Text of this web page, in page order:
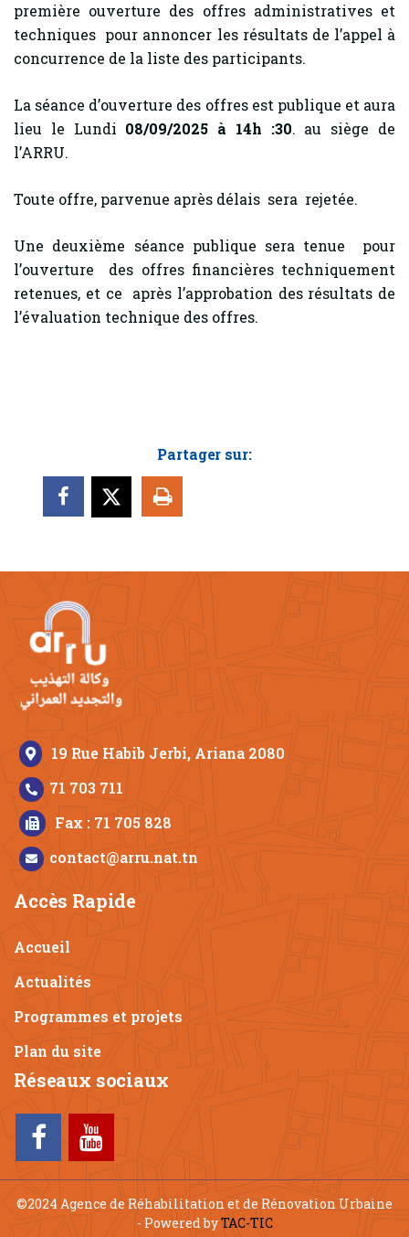
première ouverture des offres administratives et
techniques pour annoncer les résultats de l’appel à
concurrence de la liste des participants.
La séance d’ouverture des offres est publique et aura
lieu le Lundi 08/09/2025 à 14h :30. au siège de
l’ARRU.
Toute offre, parvenue après délais sera rejetée.
Une deuxième séance publique sera tenue pour
l’ouverture des offres financières techniquement
retenues, et ce après l’approbation des résultats de
l’évaluation technique des offres.
Partager sur:
19 Rue Habib Jerbi, Ariana 2080
71 703 711
Fax : 71 705 828
contact@arru.nat.tn
Accès Rapide
Accueil
Actualités
Programmes et projets
Plan du site
Réseaux sociaux
©2024 Agence de Réhabilitation et de Rénovation Urbaine
- Powered byTAC-TIC